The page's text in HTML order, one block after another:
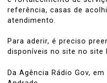
referência, casas de
atendimento.
Para aderir, é preciso
disponíveis no site no site
Da Agência Rádio Gov,